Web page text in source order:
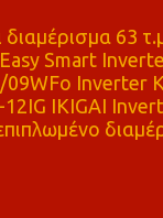
διαμέρισμα 63
Smart
Inverter
IKIGAI